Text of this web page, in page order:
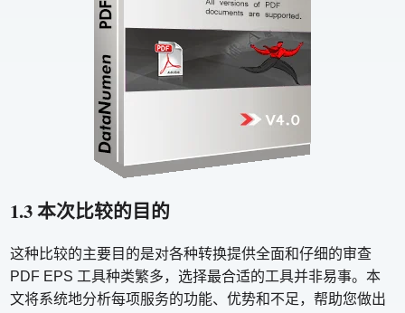
1.3 本次比较的目的
这种比较的主要目的是对各种转换提供全面和仔细的审查
PDF EPS 工具种类繁多，选择最合适的工具并非易事。本
文将系统地分析每项服务的功能、优势和不足，帮助您做出